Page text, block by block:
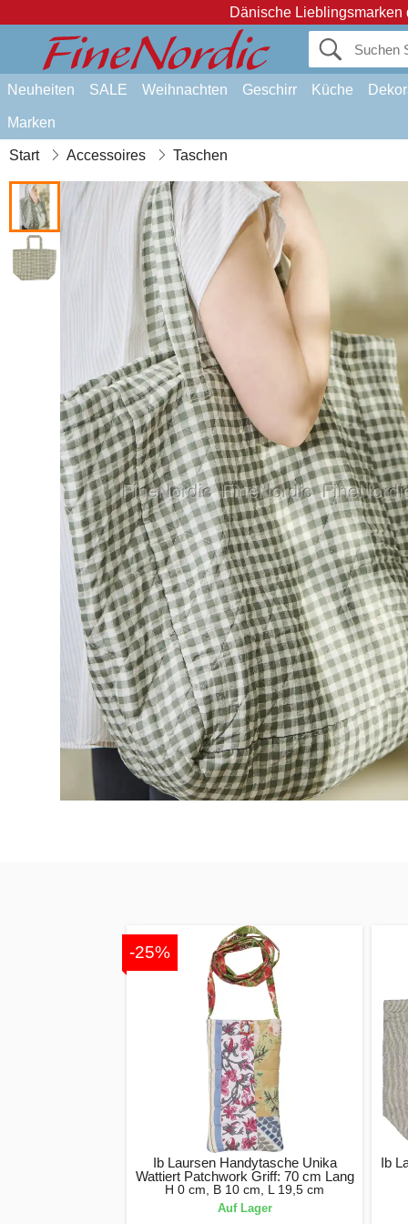
Dänische Lieblingsmarken
Neuheiten SALE Weihnachten Geschirr Küche
Marken
Start Accessoires Taschen
-25%
Ib Laursen Handytasche Unika
Wattiert Patchwork Griff: 70 cm Lang
H 0 cm, B 10 cm, L 19,5 cm
Auf Lager
Ib